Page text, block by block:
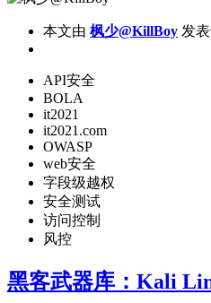
本文由 枫少@KillBoy 发
API安全
BOLA
it2021
it2021.com
OWASP
web安全
字段级越权
安全测试
访问控制
风控
黑客武器库：Kali